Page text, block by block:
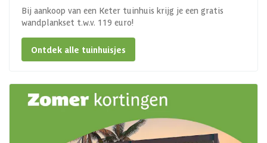
Bij aankoop van een Keter tuinhuis krijg je een gratis
wandplankset t.w.v. 119 euro!
Ontdek alle tuinhuisjes